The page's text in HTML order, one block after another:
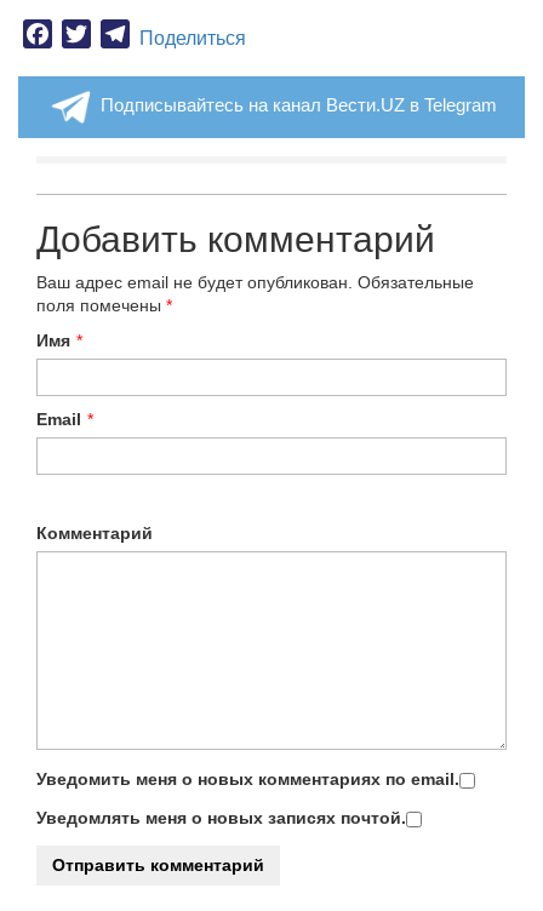
Facebook
TwitterTelegram
Поделиться
Подписывайтесь на канал Вести.UZ в Telegram
Добавить комментарий
Ваш адрес email не будет опубликован. Обязательные
поля помечены *
Имя *
Email *
Комментарий
Уведомить меня о новых комментариях по email.
Уведомлять меня о новых записях почтой.